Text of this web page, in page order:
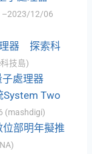
–2023/12/06
理器 探索科
技島)
處理器
System Two
(mashdigi)
部明年擬推